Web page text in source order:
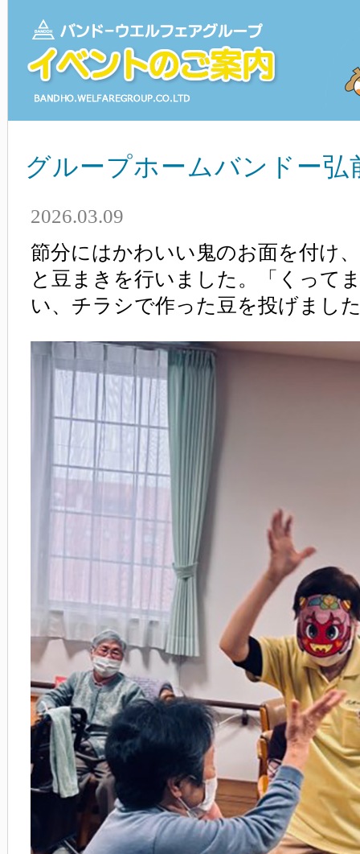
グループホームバンドー弘
2026.03.09
節分にはかわいい鬼のお面を付け
と豆まきを行いました。「くって
い、チラシで作った豆を投げまし